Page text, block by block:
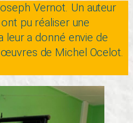
Vernot. Un auteur
pu réaliser une
leur a donné envie de
de Michel Ocelot.